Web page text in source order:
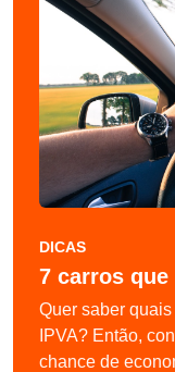
DICAS
7 carros que
Quer saber
IPVA? Então,
chance de